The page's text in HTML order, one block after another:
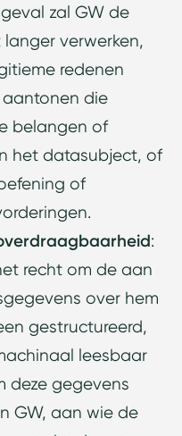
zal GW de
verwerken,
redenen
die
belangen of
het datasubject, of
of
:
recht om de aan
over hem
gestructureerd,
leesbaar
deze gegevens
GW, aan wie de